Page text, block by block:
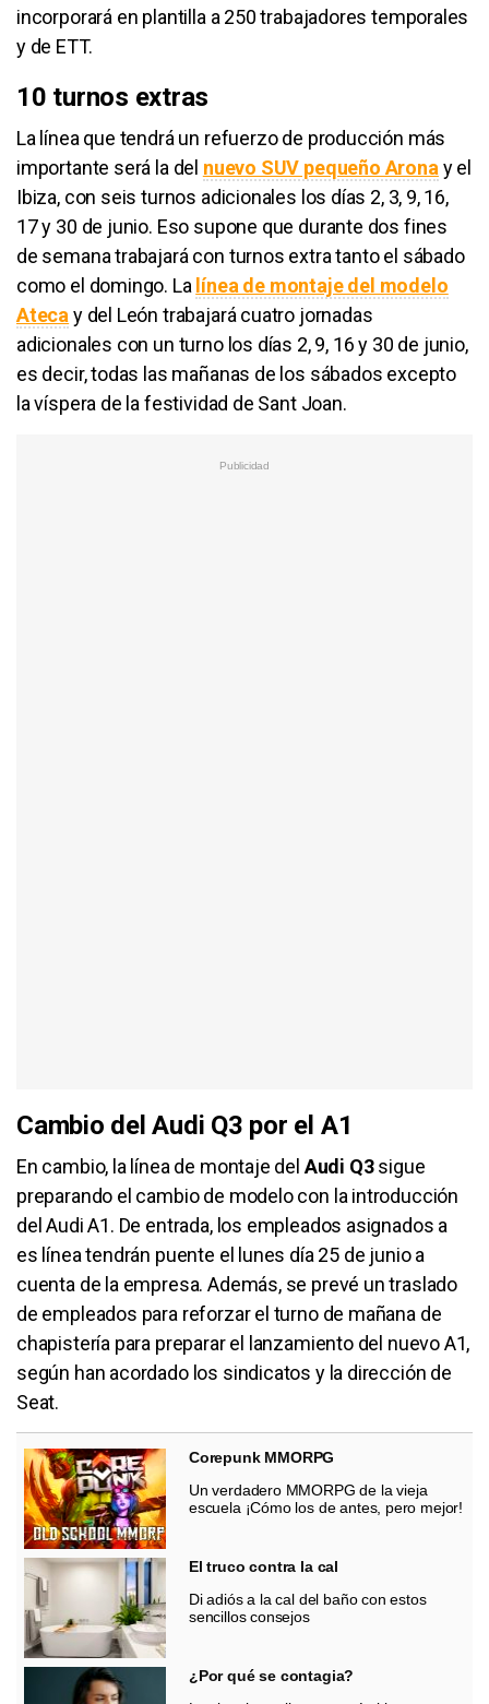
incorporará en plantilla a 250 trabajadores temporales
y de ETT.
10 turnos extras
La línea que tendrá un refuerzo de producción más
importante será la del nuevo SUV pequeño Arona y el
Ibiza, con seis turnos adicionales los días 2, 3, 9, 16,
17 y 30 de junio. Eso supone que durante dos fines
de semana trabajará con turnos extra tanto el sábado
como el domingo. La línea de montaje del modelo
Ateca y del León trabajará cuatro jornadas
adicionales con un turno los días 2, 9, 16 y 30 de junio,
es decir, todas las mañanas de los sábados excepto
la víspera de la festividad de Sant Joan.
Cambio del Audi Q3 por el A1
En cambio, la línea de montaje del Audi Q3sigue
preparando el cambio de modelo con la introducción
del Audi A1. De entrada, los empleados asignados a
es línea tendrán puente el lunes día 25 de junio a
cuenta de la empresa. Además, se prevé un traslado
de empleados para reforzar el turno de mañana de
chapistería para preparar el lanzamiento del nuevo A1,
según han acordado los sindicatos y la dirección de
Seat.
Corepunk MMORPG
Un verdadero MMORPG de la vieja
escuela ¡Cómo los de antes, pero mejor!
El truco contra la cal
Di adiós a la cal del baño con estos
sencillos consejos
¿Por qué se contagia?